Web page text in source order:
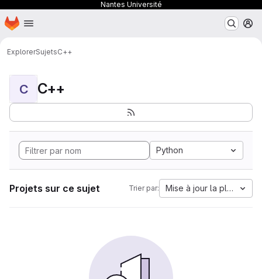
Nantes Université
Passer au contenu principal
Page d'accueil
ExplorerSujetsC++
C C++
Python
Projets sur ce sujet Trier par: Mise à jour la plus